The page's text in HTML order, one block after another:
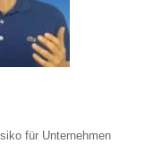
für Unternehmen